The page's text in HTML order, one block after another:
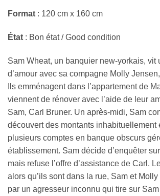
Format : 120 cm x 160 cm
État : Bon état / Good condition
Sam Wheat, un banquier new-yorkais, vit
d’amour avec sa compagne Molly
Ils emménagent dans l’appartement de
viennent de rénover avec l’aide de leur
Sam, Carl Bruner. Un après-midi, Sam
découvert des montants inhabituellement
plusieurs comptes en banque obscurs
établissement. Sam décide d’enquêter
mais refuse l’offre d’assistance de Carl.
alors qu’ils sont dans la rue, Sam et
par un agresseur inconnu qui tire sur